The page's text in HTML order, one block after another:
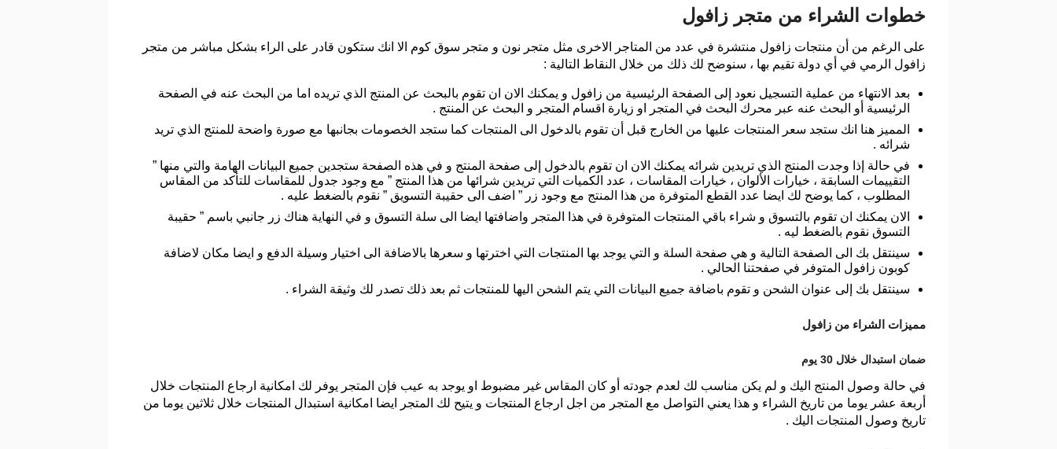
خطوات الشراء من متجر زافول
على الرغم من أن منتجات زافول منتشرة في عدد من المتاجر الاخرى مثل متجر نون و متجر سوق كوم الا انك ستكون قادر على الراء بشكل مباشر من متجر
زافول الرمي في أي دولة تقيم بها ، سنوضح لك ذلك من خلال النقاط التالية :
بعد الانتهاء من عملية التسجيل نعود إلى الصفحة الرئيسية من زافول و يمكنك الان ان تقوم بالبحث عن المنتج الذي تريده اما من البحث عنه في الصفحة
الرئيسية أو البحث عنه عبر محرك البحث في المتجر او زيارة اقسام المتجر و البحث عن المنتج .
المميز هنا انك ستجد سعر المنتجات عليها من الخارج قبل أن تقوم بالدخول الى المنتجات كما ستجد الخصومات بجانبها مع صورة واضحة للمنتج الذي تريد
شرائه .
في حالة إذا وجدت المنتج الذي تريدين شرائه يمكنك الان ان تقوم بالدخول إلى صفحة المنتج و في هذه الصفحة ستجدين جميع البيانات الهامة والتي منها ”
التقييمات السابقة ، خيارات الألوان ، خيارات المقاسات ، عدد الكميات التي تريدين شرائها من هذا المنتج ” مع وجود جدول للمقاسات للتأكد من المقاس
المطلوب ، كما يوضح لك ايضا عدد القطع المتوفرة من هذا المنتج مع وجود زر ” اضف الى حقيبة التسويق ” نقوم بالضغط عليه .
الان يمكنك ان تقوم بالتسوق و شراء باقي المنتجات المتوفرة في هذا المتجر واضافتها ايضا الى سلة التسوق و في النهاية هناك زر جانبي باسم ” حقيبة
التسوق نقوم بالضغط ليه .
سينتقل بك الى الصفحة التالية و هي صفحة السلة و التي يوجد بها المنتجات التي اخترتها و سعرها بالاضافة الى اختيار وسيلة الدفع و ايضا مكان لاضافة
كوبون زافول المتوفر في صفحتنا الحالي .
سينتقل بك إلى عنوان الشحن و تقوم باضافة جميع البيانات التي يتم الشحن اليها للمنتجات ثم بعد ذلك تصدر لك وثيقة الشراء .
مميزات الشراء من زافول
ضمان استبدال خلال 30 يوم
في حالة وصول المنتج اليك و لم يكن مناسب لك لعدم جودته أو كان المقاس غير مضبوط او يوجد به عيب فإن المتجر يوفر لك امكانية ارجاع المنتجات خلال
أربعة عشر يوما من تاريخ الشراء و هذا يعني التواصل مع المتجر من اجل ارجاع المنتجات و يتيح لك المتجر ايضا امكانية استبدال المنتجات خلال ثلاثين يوما من
تاريخ وصول المنتجات اليك .